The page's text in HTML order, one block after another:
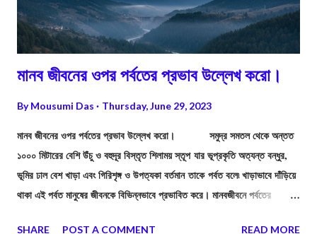
মানব জীবনের ওপর পর্বতের প্রভাব উল্লেখ করো।
ByMousumi Das Thursday, June 29, 2023
মানব জীবনের ওপর পর্বতের প্রভাব উল্লেখ করো। সমুদ্র সমতল থেকে অন্তত
১০০০ মিটারের বেশি উঁচু ও বহুদূর বিস্তৃত শিলাময় স্তূপ যার ভূপ্রকৃতি অত্যন্ত বন্ধুর,
ভূমির ঢাল বেশ খাড়া এবং গিরিশৃঙ্গ ও উপত্যকা বর্তমান তাকে পর্বত বলে৷ খাড়াভাবে দাঁড়িয়ে
থাকা এই পর্বত মানুষের জীবনকে বিভিন্নভাবে প্রভাবিত করে। মানবজীবনে পর্বতের
SHARE POST A COMMENT READ MORE